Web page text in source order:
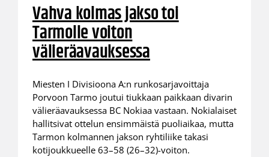
Vahva kolmas jakso toi
Tarmolle voiton
välieräavauksessa
Miesten I Divisioona A:n runkosarjavoittaja
Porvoon Tarmo joutui tiukkaan paikkaan divarin
välieräavauksessa BC Nokiaa vastaan. Nokialaiset
hallitsivat ottelun ensimmäistä puoliaikaa, mutta
Tarmon kolmannen jakson ryhtiliike takasi
kotijoukkueelle 63–58 (26–32)-voiton.